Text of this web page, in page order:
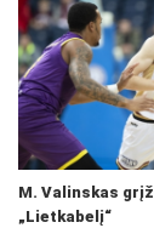
M. Valinskas
„Lietkabelį“